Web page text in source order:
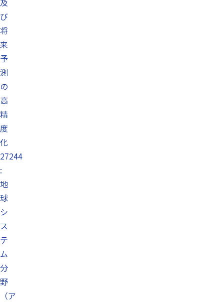
及
び
将
来
予
測
の
高
精
度
化
27244
:
地
球
シ
ス
テ
ム
分
野
（ア